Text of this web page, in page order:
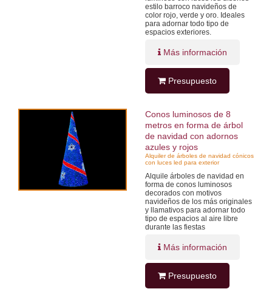
estilo barroco navideños de
color rojo, verde y oro. Ideales
para adornar todo tipo de
espacios exteriores.
Más información
Presupuesto
Conos luminosos de 8
metros en forma de árbol
de navidad con adornos
azules y rojos
Alquiler de árboles de navidad cónicos
con luces led para exterior
Alquile árboles de navidad en
forma de conos luminosos
decorados con motivos
navideños de los más originales
y llamativos para adornar todo
tipo de espacios al aire libre
durante las fiestas
Más información
Presupuesto